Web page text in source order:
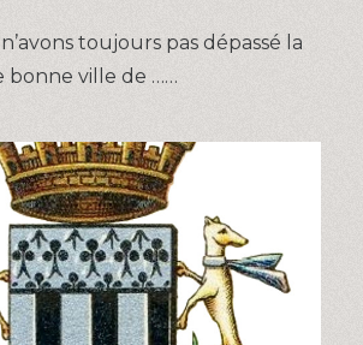
toujours pas dépassé la
bonne ville de ……